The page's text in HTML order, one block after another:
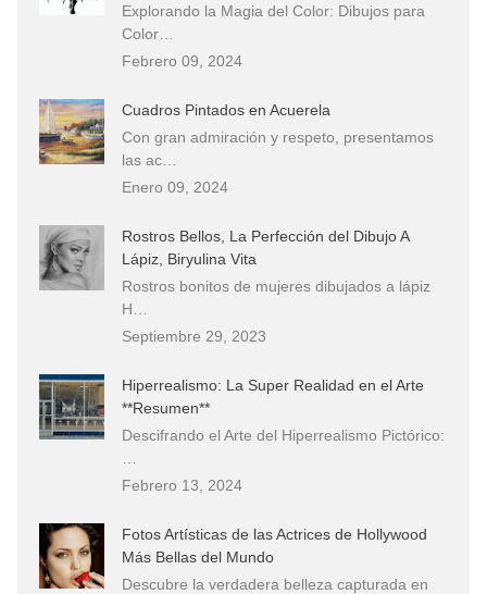
Explorando la Magia del Color: Dibujos para
Color…
Febrero 09, 2024
Cuadros Pintados en Acuerela
Con gran admiración y respeto, presentamos
las ac…
Enero 09, 2024
Rostros Bellos, La Perfección del Dibujo A
Lápiz, Biryulina Vita
Rostros bonitos de mujeres dibujados a lápiz
H…
Septiembre 29, 2023
Hiperrealismo: La Super Realidad en el Arte
**Resumen**
Descifrando el Arte del Hiperrealismo Pictórico:
Febrero 13, 2024
Fotos Artísticas de las Actrices de Hollywood
Más Bellas del Mundo
Descubre la verdadera belleza capturada en